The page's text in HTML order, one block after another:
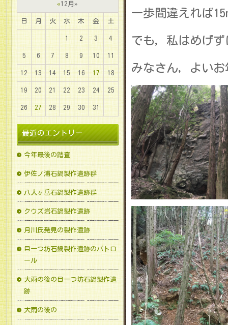
一歩間違えれば
でも，私はめげ
みなさん，よい
«12月»
日 月 火 水 木 金 土
1 2 3 4
5 6 7 8 9 10 11
12 13 14 15 16 17 18
19 20 21 22 23 24 25
26 27 28 29 30 31
最近のエントリー
今年最後の踏査
伊佐ノ浦石鍋製作遺跡群
八人ヶ岳石鍋製作遺跡群
クウズ岩石鍋製作遺跡
月川氏発見の製作遺跡
目一つ坊石鍋製作遺跡のパトロ
ール
大雨の後の目一つ坊石鍋製作遺
跡
大雨の後の